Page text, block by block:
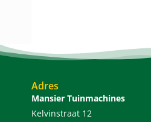
Adres
Mansier Tuinmachines
Kelvinstraat 12